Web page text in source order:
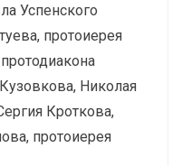
Успенского
протоиерея
Николая
Кроткова,
протоиерея